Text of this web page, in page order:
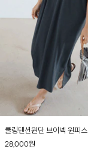
쿨링텐션원단 브이넥 원피스
28,000원